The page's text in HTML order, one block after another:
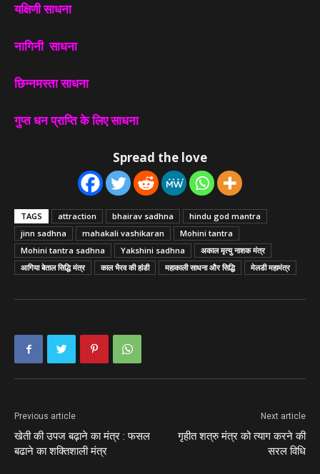
यक्षिणी साधना
नागिनी साधना
छिन्नमस्ता साधना
गुप्त धन प्राप्ति के लिए साधना
Spread the love
TAGS attraction bhairav sadhna
hindu god mantra
jinn sadhna
mahakali vashikaran
Mohini tantra
Mohini tantra sadhna
Yakshini sadhna
अकाल मृत्यु नाशक मंत्र
आगिया बेताल सिद्धि मंत्र
काल भैरव की हांडी महाकाली साधना और सिद्धि मेलडी महामंत्र
Previous article
खेती की उपज बढ़ाने का मंत्र : फसल
बढाने का शक्तिशाली मंत्र
Next article
गृहीत शत्रु मंत्र को त्याग करने की
सरल विधि